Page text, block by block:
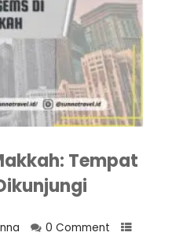
Tempat
0 Comment